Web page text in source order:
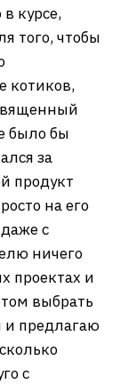
курсе,
того, чтобы
котиков,
было бы
за
продукт
на его
с
ничего
проектах и
выбрать
и предлагаю
с